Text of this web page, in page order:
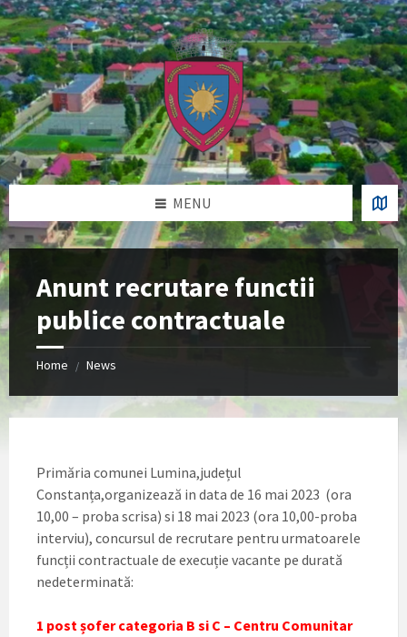
Skip
to
content
Skip
to
left
sidebar
Skip
to
right
sidebar
Skip
to
footer
MENU
Anunt recrutare functii
publice contractuale
Home / News
Primăria comunei Lumina,județul
Constanța,organizează in data de 16 mai 2023 (ora
10,00 – proba scrisa) si 18 mai 2023 (ora 10,00-proba
interviu), concursul de recrutare pentru urmatoarele
funcții contractuale de execuție vacante pe durată
nedeterminată:
1 post șofer categoria B si C – Centru Comunitar